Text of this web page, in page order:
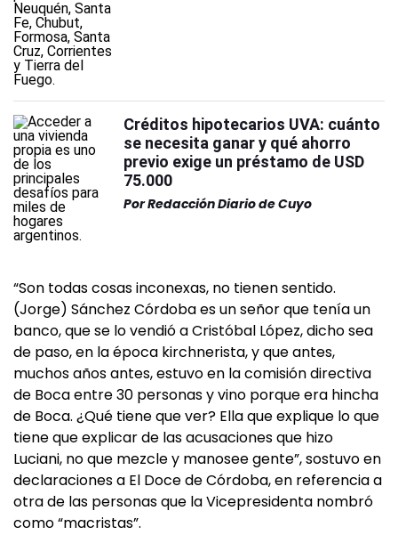
Créditos hipotecarios UVA: cuánto
se necesita ganar y qué ahorro
previo exige un préstamo de USD
75.000
PorRedacción Diario de Cuyo
“Son todas cosas inconexas, no tienen sentido.
(Jorge) Sánchez Córdoba es un señor que tenía un
banco, que se lo vendió a Cristóbal López, dicho sea
de paso, en la época kirchnerista, y que antes,
muchos años antes, estuvo en la comisión directiva
de Boca entre 30 personas y vino porque era hincha
de Boca. ¿Qué tiene que ver? Ella que explique lo que
tiene que explicar de las acusaciones que hizo
Luciani, no que mezcle y manosee gente”, sostuvo en
declaraciones a El Doce de Córdoba, en referencia a
otra de las personas que la Vicepresidenta nombró
como “macristas”.